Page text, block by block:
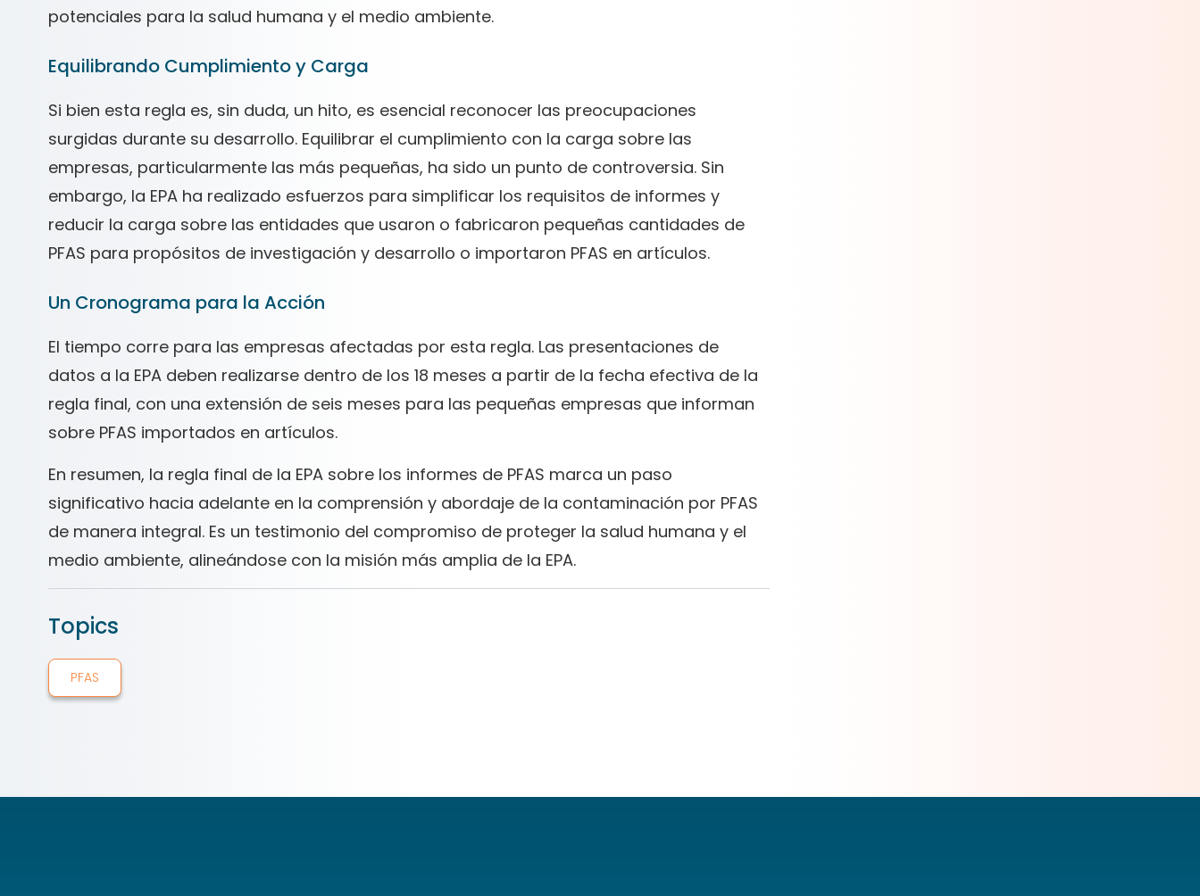
potenciales para la salud humana y el medio ambiente.
Equilibrando Cumplimiento y Carga
Si bien esta regla es, sin duda, un hito, es esencial reconocer las preocupaciones
surgidas durante su desarrollo. Equilibrar el cumplimiento con la carga sobre las
empresas, particularmente las más pequeñas, ha sido un punto de controversia. Sin
embargo, la EPA ha realizado esfuerzos para simplificar los requisitos de informes y
reducir la carga sobre las entidades que usaron o fabricaron pequeñas cantidades de
PFAS para propósitos de investigación y desarrollo o importaron PFAS en artículos.
Un Cronograma para la Acción
El tiempo corre para las empresas afectadas por esta regla. Las presentaciones de
datos a la EPA deben realizarse dentro de los 18 meses a partir de la fecha efectiva de la
regla final, con una extensión de seis meses para las pequeñas empresas que informan
sobre PFAS importados en artículos.
En resumen, la regla final de la EPA sobre los informes de PFAS marca un paso
significativo hacia adelante en la comprensión y abordaje de la contaminación por PFAS
de manera integral. Es un testimonio del compromiso de proteger la salud humana y el
medio ambiente, alineándose con la misión más amplia de la EPA.
Topics
PFAS